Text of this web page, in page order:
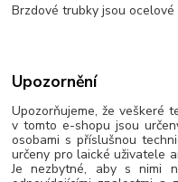
Brzdové trubky jsou
Upozornění
Upozorňujeme, že veškeré
v tomto e-shopu jsou
osobami s příslušnou
určeny pro laické uživatele
Je nezbytné, aby s nimi